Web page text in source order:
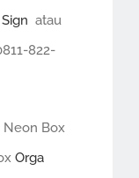
atau
822-
Neon Box
Orga